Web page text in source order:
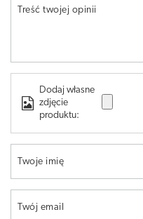
Treść twojej opinii
Dodaj własne
zdjęcie
produktu:
Twoje imię
Twój email